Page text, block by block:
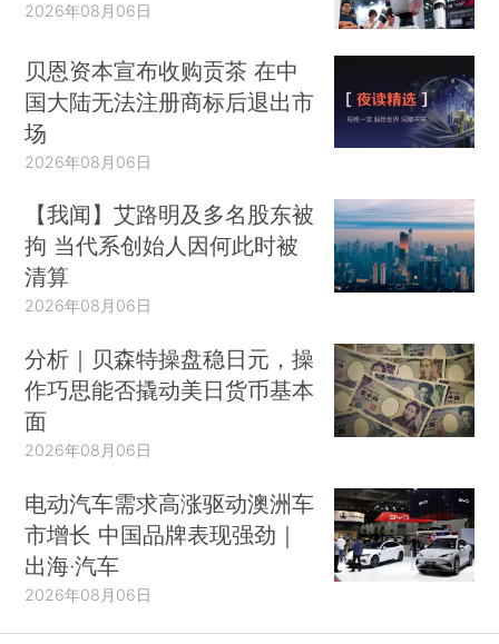
2026年08月06日
贝恩资本宣布收购贡茶 在中
国大陆无法注册商标后退出市
场
2026年08月06日
【我闻】艾路明及多名股东被
拘 当代系创始人因何此时被
清算
2026年08月06日
分析｜贝森特操盘稳日元，操
作巧思能否撬动美日货币基本
面
2026年08月06日
电动汽车需求高涨驱动澳洲车
市增长 中国品牌表现强劲｜
出海·汽车
2026年08月06日